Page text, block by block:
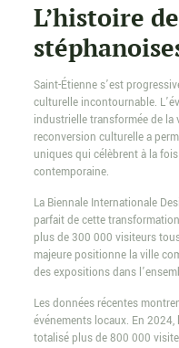
L’histoire
Saint-Étienne s’est
culturelle incontournable.
industrielle transformée de la
reconversion culturelle a
uniques qui célèbrent à la
contemporaine.
La Biennale Internationale
parfait de cette
plus de 300 000 visiteurs
majeure positionne la ville
des expositions dans
Les données récentes
événements locaux. En
totalisé plus de 800 000